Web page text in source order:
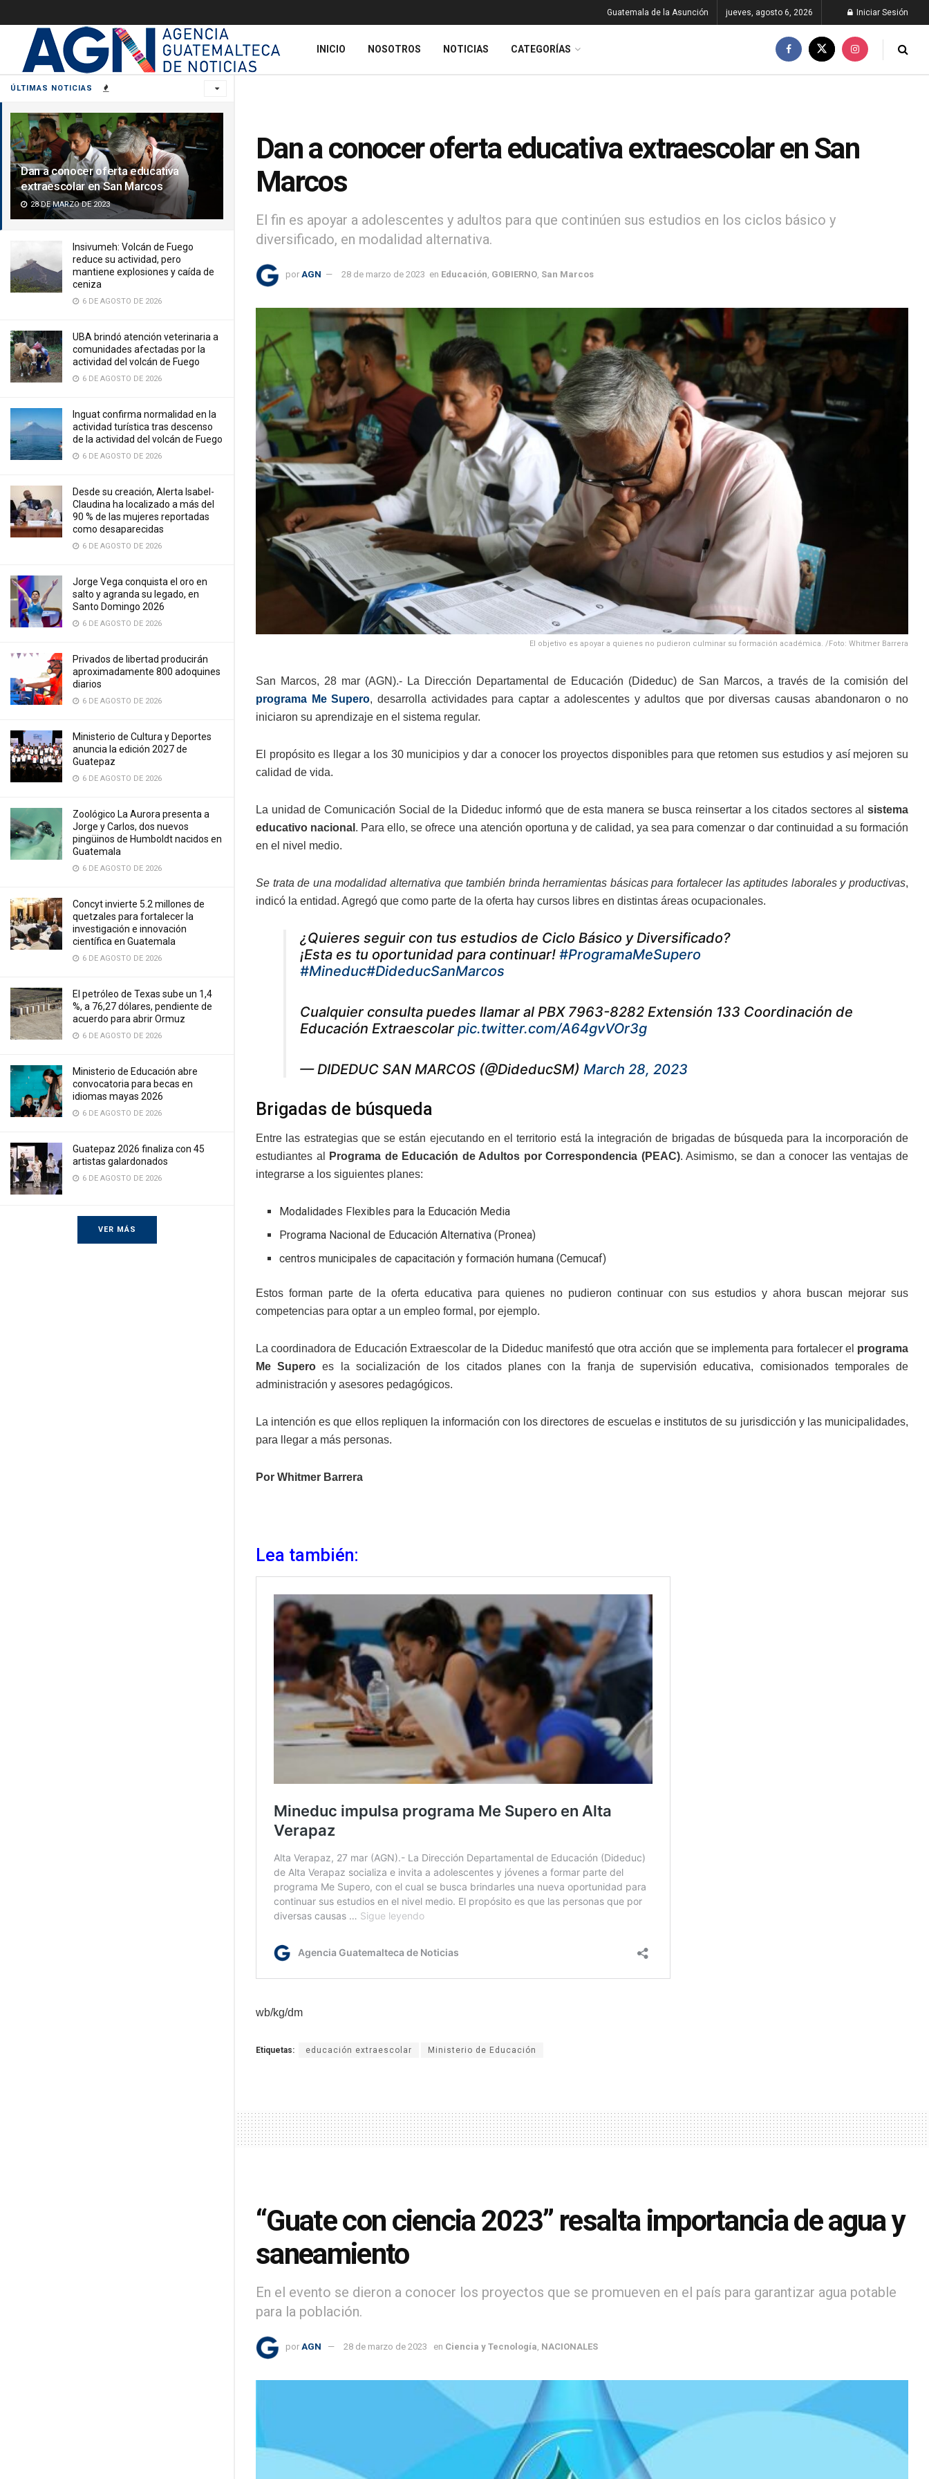
ÚLTIMAS NOTICIAS
Dan a conocer oferta educativa
extraescolar en San Marcos
28 DE MARZO DE 2023
Insivumeh: Volcán de Fuego
reduce su actividad, pero
mantiene explosiones y caída de
ceniza
6 DE AGOSTO DE 2026
UBA brindó atención veterinaria a
comunidades afectadas por la
actividad del volcán de Fuego
6 DE AGOSTO DE 2026
Inguat confirma normalidad en la
actividad turística tras descenso
de la actividad del volcán de Fuego
6 DE AGOSTO DE 2026
Desde su creación, Alerta Isabel-
Claudina ha localizado a más del
90 % de las mujeres reportadas
como desaparecidas
6 DE AGOSTO DE 2026
Jorge Vega conquista el oro en
salto y agranda su legado, en
Santo Domingo 2026
6 DE AGOSTO DE 2026
Privados de libertad producirán
aproximadamente 800 adoquines
diarios
6 DE AGOSTO DE 2026
Ministerio de Cultura y Deportes
anuncia la edición 2027 de
Guatepaz
6 DE AGOSTO DE 2026
Zoológico La Aurora presenta a
Jorge y Carlos, dos nuevos
pingüinos de Humboldt nacidos en
Guatemala
6 DE AGOSTO DE 2026
Concyt invierte 5.2 millones de
quetzales para fortalecer la
investigación e innovación
científica en Guatemala
6 DE AGOSTO DE 2026
El petróleo de Texas sube un 1,4
%, a 76,27 dólares, pendiente de
acuerdo para abrir Ormuz
6 DE AGOSTO DE 2026
Ministerio de Educación abre
convocatoria para becas en
idiomas mayas 2026
6 DE AGOSTO DE 2026
Guatepaz 2026 finaliza con 45
artistas galardonados
6 DE AGOSTO DE 2026
VER MÁS
Guatemala de la Asunción jueves, agosto 6, 2026 Iniciar Sesión
INICIO NOSOTROS NOTICIAS CATEGORÍAS
Dan a conocer oferta educativa extraescolar en San
Marcos
El fin es apoyar a adolescentes y adultos para que continúen sus estudios en los ciclos básico y
diversificado, en modalidad alternativa.
por AGN 28 de marzo de 2023 en Educación GOBIERNO San Marcos
El objetivo es apoyar a quienes no pudieron culminar su formación académica. /Foto: Whitmer Barrera
San Marcos, 28 mar (AGN).- La Dirección Departamental de Educación (Dideduc) de San Marcos, a través de la comisión del
programa Me Supero, desarrolla actividades para captar a adolescentes y adultos que por diversas causas abandonaron o no
iniciaron su aprendizaje en el sistema regular.
El propósito es llegar a los 30 municipios y dar a conocer los proyectos disponibles para que retomen sus estudios y así mejoren su
calidad de vida.
La unidad de Comunicación Social de la Dideduc informó que de esta manera se busca reinsertar a los citados sectores al sistema
educativo nacional . Para ello, se ofrece una atención oportuna y de calidad, ya sea para comenzar o dar continuidad a su formación
en el nivel medio.
Se trata de una modalidad alternativa que también brinda herramientas básicas para fortalecer las aptitudes laborales y productivas,
indicó la entidad. Agregó que como parte de la oferta hay cursos libres en distintas áreas ocupacionales.
¿Quieres seguir con tus estudios de Ciclo Básico y Diversificado?
¡Esta es tu oportunidad para continuar! #ProgramaMeSupero
#Mineduc#DideducSanMarcos
Cualquier consulta puedes llamar al PBX 7963-8282 Extensión 133 Coordinación de
Educación Extraescolarpic.twitter.com/A64gvVOr3g
— DIDEDUC SAN MARCOS (@DideducSM) March 28, 2023
Brigadas de búsqueda
Entre las estrategias que se están ejecutando en el territorio está la integración de brigadas de búsqueda para la incorporación de
estudiantes al
Programa de Educación de Adultos por Correspondencia (PEAC). Asimismo, se dan a conocer las ventajas de
integrarse a los siguientes planes:
Modalidades Flexibles para la Educación Media
Programa Nacional de Educación Alternativa (Pronea)
centros municipales de capacitación y formación humana (Cemucaf)
Estos forman parte de la oferta educativa para quienes no pudieron continuar con sus estudios y ahora buscan mejorar sus
competencias para optar a un empleo formal, por ejemplo.
La coordinadora de Educación Extraescolar de la Dideduc manifestó que otra acción que se implementa para fortalecer el programa
Me Supero es la socialización de los citados planes con la franja de supervisión educativa, comisionados temporales de
administración y asesores pedagógicos.
La intención es que ellos repliquen la información con los directores de escuelas e institutos de su jurisdicción y las municipalidades,
para llegar a más personas.
Por Whitmer Barrera
Lea también:
wb/kg/dm
Etiquetas: educación extraescolar Ministerio de Educación
“Guate con ciencia 2023” resalta importancia de agua y
saneamiento
En el evento se dieron a conocer los proyectos que se promueven en el país para garantizar agua potable
para la población.
por AGN 28 de marzo de 2023 en Ciencia y Tecnología NACIONALES